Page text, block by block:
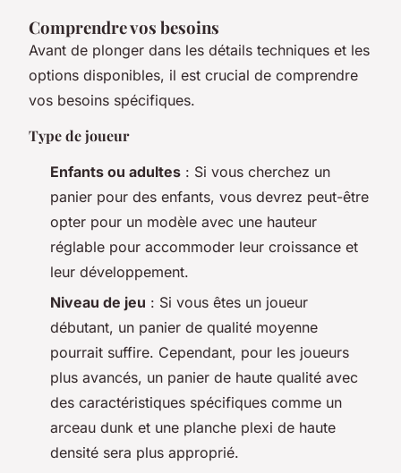
Comprendre vos besoins
Avant de plonger dans les détails techniques et les
options disponibles, il est crucial de comprendre
vos besoins spécifiques.
Type de joueur
Enfants ou adultes : Si vous cherchez un
panier pour des enfants, vous devrez peut-être
opter pour un modèle avec une hauteur
réglable pour accommoder leur croissance et
leur développement.
Niveau de jeu : Si vous êtes un joueur
débutant, un panier de qualité moyenne
pourrait suffire. Cependant, pour les joueurs
plus avancés, un panier de haute qualité avec
des caractéristiques spécifiques comme un
arceau dunk et une planche plexi de haute
densité sera plus approprié.